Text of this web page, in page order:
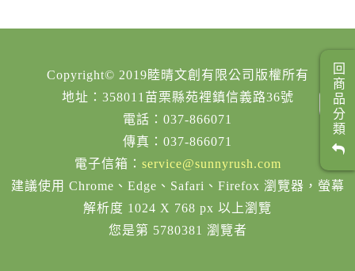
Copyright© 2019睦晴文創有限公司版權所有
地址：358011苗栗縣苑裡鎮信義路36號
電話：037-866071
傳真：037-866071
電子信箱： service@sunnyrush.com
建議使用 Chrome、Edge、Safari、Firefox 瀏覽器，螢幕
解析度 1024 X 768 px 以上瀏覽
您是第 5780381 瀏覽者
回商品分類